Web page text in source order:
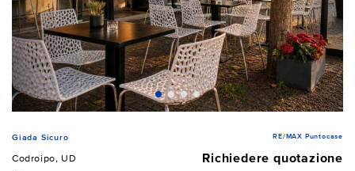
Giada Sicuro RE/MAX Puntocase
Codroipo, UD
Richiedere quotazione